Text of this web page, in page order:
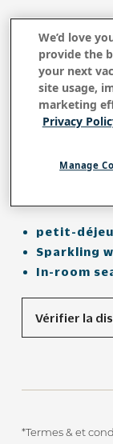
La vie de
Discover an
Thailand's
of our
petit-
Sparkling
In-room
Vérifier la
*Termes & et
We’d love
provide the
your next
site usage,
marketing
Privacy
Manage